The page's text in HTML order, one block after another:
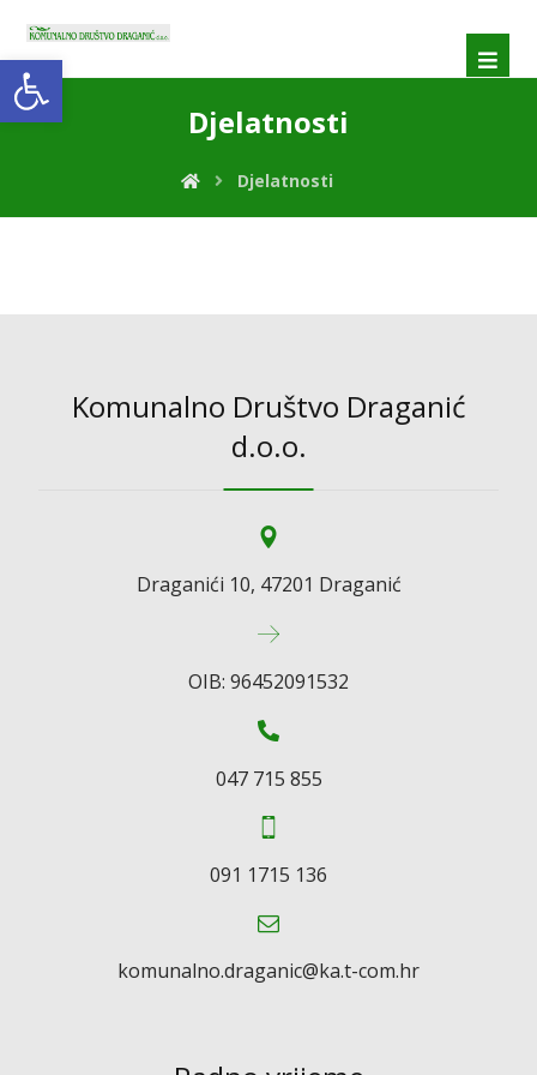
Open toolbar
Djelatnosti
Djelatnosti
Komunalno Društvo Draganić
d.o.o.
Draganići 10, 47201 Draganić
OIB: 96452091532
047 715 855
091 1715 136
komunalno.draganic@ka.t-com.hr